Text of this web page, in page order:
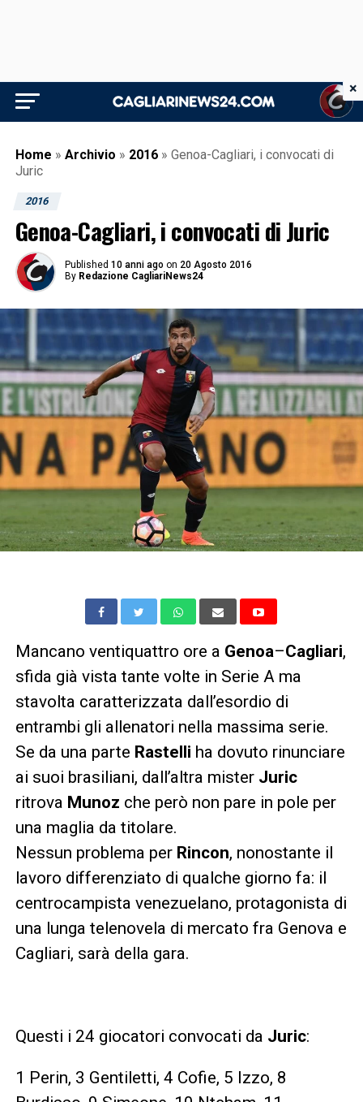
Home » Archivio » 2016 » Genoa-Cagliari, i convocati di
Juric
2016
Genoa-Cagliari, i convocati di Juric
Published 10 anni ago on 20 Agosto 2016
By Redazione CagliariNews24
Mancano ventiquattro ore a Genoa–Cagliari,
sfida già vista tante volte in Serie A ma
stavolta caratterizzata dall’esordio di
entrambi gli allenatori nella massima serie.
Se da una parte Rastelli ha dovuto rinunciare
ai suoi brasiliani, dall’altra mister Juric
ritrova Munoz che però non pare in pole per
una maglia da titolare.
Nessun problema per Rincon, nonostante il
lavoro differenziato di qualche giorno fa: il
centrocampista venezuelano, protagonista di
una lunga telenovela di mercato fra Genova e
Cagliari, sarà della gara.
Questi i 24 giocatori convocati da Juric:
1 Perin, 3 Gentiletti, 4 Cofie, 5 Izzo, 8
×